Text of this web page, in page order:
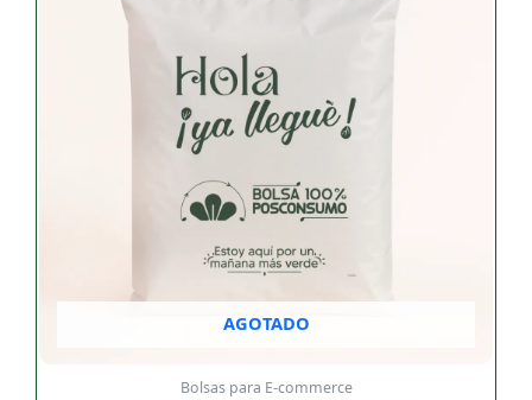
AGOTADO
Bolsas para E-commerce